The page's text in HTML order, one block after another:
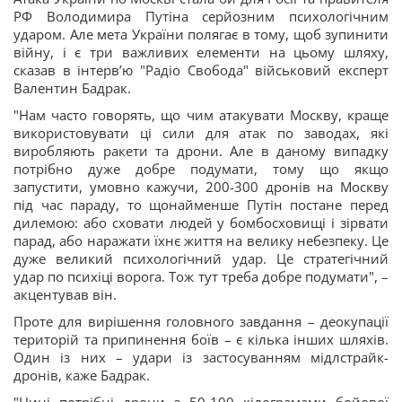
РФ Володимира Путіна серйозним психологічним
ударом. Але мета України полягає в тому, щоб зупинити
війну, і є три важливих елементи на цьому шляху,
сказав в інтервʼю "Радіо Свобода" військовий експерт
Валентин Бадрак.
"Нам часто говорять, що чим атакувати Москву, краще
використовувати ці сили для атак по заводах, які
виробляють ракети та дрони. Але в даному випадку
потрібно дуже добре подумати, тому що якщо
запустити, умовно кажучи, 200-300 дронів на Москву
під час параду, то щонайменше Путін постане перед
дилемою: або сховати людей у бомбосховищі і зірвати
парад, або наражати їхнє життя на велику небезпеку. Це
дуже великий психологічний удар. Це стратегічний
удар по психіці ворога. Тож тут треба добре подумати", –
акцентував він.
Проте для вирішення головного завдання – деокупації
територій та припинення боїв – є кілька інших шляхів.
Один із них – удари із застосуванням мідлстрайк-
дронів, каже Бадрак.